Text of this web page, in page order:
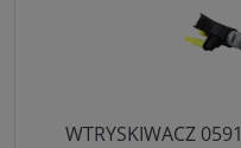
WTRYSKIWACZ